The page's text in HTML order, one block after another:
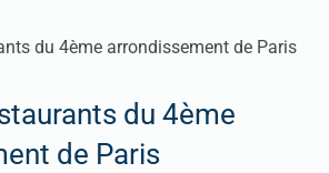
du 4ème
de Paris